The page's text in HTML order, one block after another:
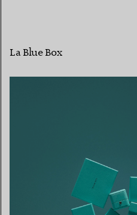
La Blue Box